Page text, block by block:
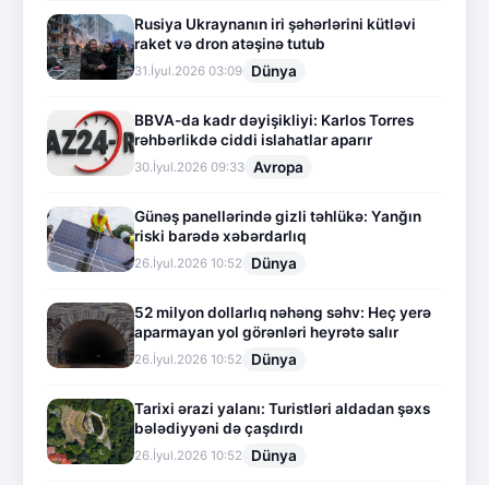
Rusiya Ukraynanın iri şəhərlərini kütləvi
raket və dron atəşinə tutub
31.İyul.2026 03:09 Dünya
BBVA-da kadr dəyişikliyi: Karlos Torres
rəhbərlikdə ciddi islahatlar aparır
30.İyul.2026 09:33 Avropa
Günəş panellərində gizli təhlükə: Yanğın
riski barədə xəbərdarlıq
26.İyul.2026 10:52 Dünya
52 milyon dollarlıq nəhəng səhv: Heç yerə
aparmayan yol görənləri heyrətə salır
26.İyul.2026 10:52 Dünya
Tarixi ərazi yalanı: Turistləri aldadan şəxs
bələdiyyəni də çaşdırdı
26.İyul.2026 10:52 Dünya